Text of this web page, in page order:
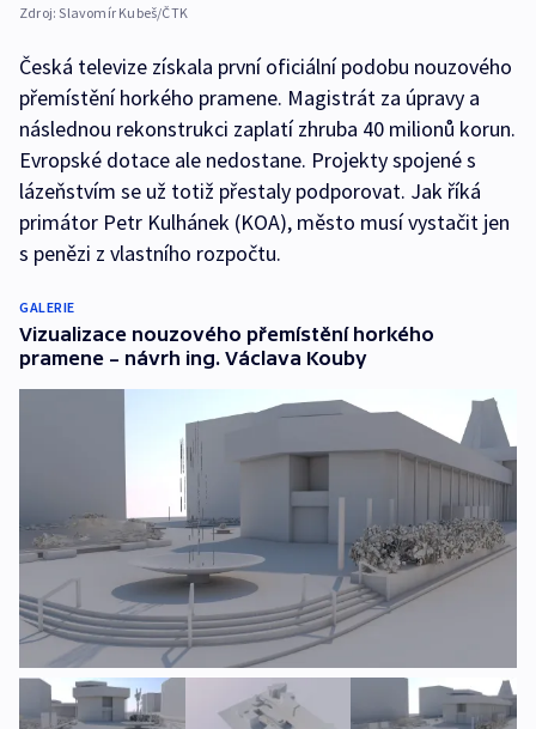
Zdroj:Slavomír Kubeš/ČTK
Česká televize získala první oficiální podobu nouzového
přemístění horkého pramene. Magistrát za úpravy a
následnou rekonstrukci zaplatí zhruba 40 milionů korun.
Evropské dotace ale nedostane. Projekty spojené s
lázeňstvím se už totiž přestaly podporovat. Jak říká
primátor Petr Kulhánek (KOA), město musí vystačit jen
s penězi z vlastního rozpočtu.
GALERIE
Vizualizace nouzového přemístění horkého
pramene – návrh ing. Václava Kouby